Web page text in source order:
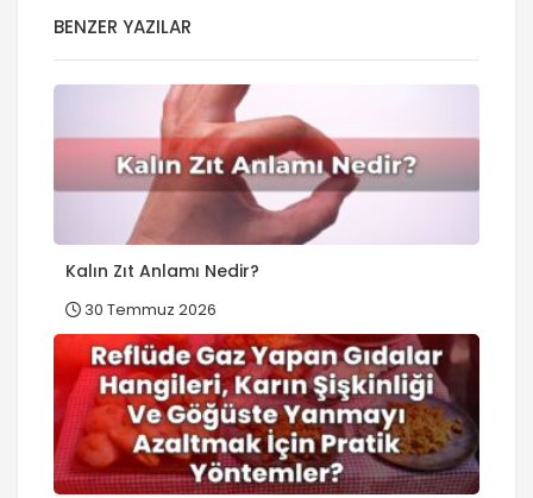
BENZER YAZILAR
Kalın Zıt Anlamı Nedir?
30 Temmuz 2026